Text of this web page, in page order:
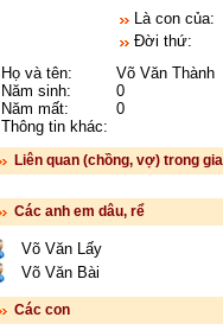
Là con của:
Đời thứ:
Họ và tên:
Võ Văn Thành
Năm sinh:
0
Năm mất:
0
Thông tin khác:
Liên quan (chồng, vợ) trong
Các anh em dâu, rể
Võ Văn Lấy
Võ Văn Bài
Các con